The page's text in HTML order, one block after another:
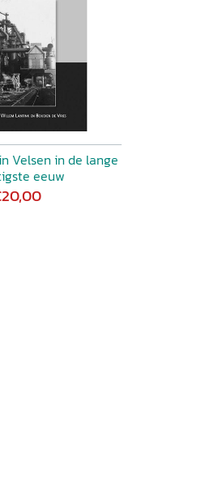
Velsen in de lange
eeuw